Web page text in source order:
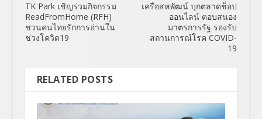
TK Park เชิญร่วมกิจกรรม
ReadFromHome (RFH)
ชวนคนไทยรักการอ่านใน
ช่วงโควิด19
เครือสหพัฒน์ บุกตลาดช็อป
ออนไลน์ ตอบสนอง
มาตรการรัฐ รองรับ
สถานการณ์โรค COVID-
19
RELATED POSTS